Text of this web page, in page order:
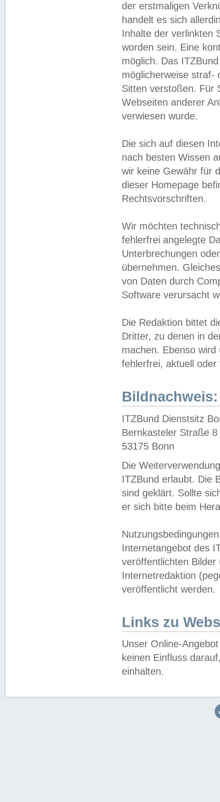
der erstmaligen
handelt es sich
Inhalte der verlinkten
worden sein. Eine
möglich. Das
möglicherweise straf-
Sitten verstoßen. Für
Webseiten anderer
verwiesen wurde.
Die sich auf diesen
nach besten Wissen
wir keine Gewähr für
dieser Homepage
Rechtsvorschriften.
Wir möchten
fehlerfrei angelegte
Unterbrechungen
übernehmen.
von Daten durch
Software verursacht
Die Redaktion bittet
Dritter, zu denen in
machen. Ebenso
fehlerfrei, aktuell oder
Bildnachweis:
ITZBund Dienstsitz
Bernkasteler Straße 8
53175 Bonn
Die
ITZBund erlaubt. Die
sind geklärt. Sollte
er sich bitte beim
Internetangebot des
veröffentlichten
Internetredaktion
veröffentlicht werden.
Links zu
Unser Online-
keinen Einfluss
einhalten.